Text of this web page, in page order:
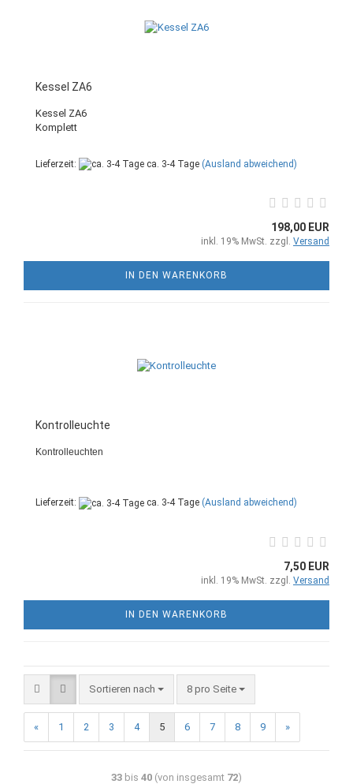
Kessel ZA6
Kessel ZA6
Komplett
Lieferzeit: ca. 3-4 Tage (Ausland abweichend)
198,00 EUR
inkl. 19% MwSt. zzgl. Versand
IN DEN WARENKORB
Kontrolleuchte
Kontrolleuchten
Lieferzeit: ca. 3-4 Tage (Ausland abweichend)
7,50 EUR
inkl. 19% MwSt. zzgl. Versand
IN DEN WARENKORB
Sortieren nach 8 pro Seite
« 1 2 3 4 5 6 7 8 9 »
33 bis 40 (von insgesamt 72)